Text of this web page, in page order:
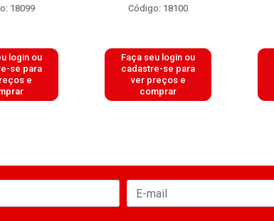
18099
login ou
se para
e
Código: 18100
Faça seu login ou
cadastre-se para
ver preços e
comprar